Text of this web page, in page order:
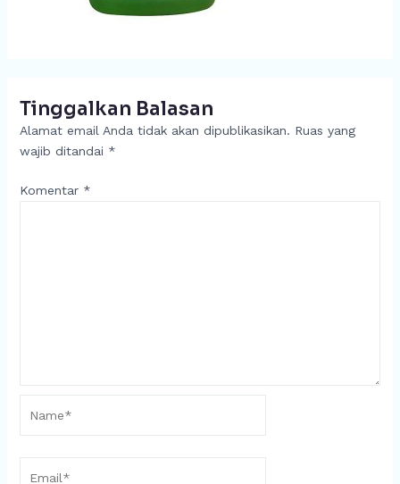
Tinggalkan Balasan
Alamat email Anda tidak akan dipublikasikan. Ruas yang
wajib ditandai *
Komentar *